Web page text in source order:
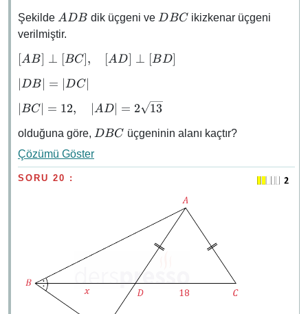
Şekilde ADB
ADB dik üçgeni ve DBC
DBC ikizkenar üçgeni
verilmiştir.
[AB]
[BC],
\quad
[AD]
\perp
[AB] ⊥ [BC], [AD] ⊥ [BD]
\abs{DB}
\abs{DC}
∣DB∣ = ∣DC∣
\abs{BC}
\quad
\abs{AD}
=
2\sqrt{13}
∣BC∣ = 12, ∣AD∣ = 2 13
olduğuna göre, DBC
DBC üçgeninin alanı kaçtır?
Çözümü Göster
SORU 20 :